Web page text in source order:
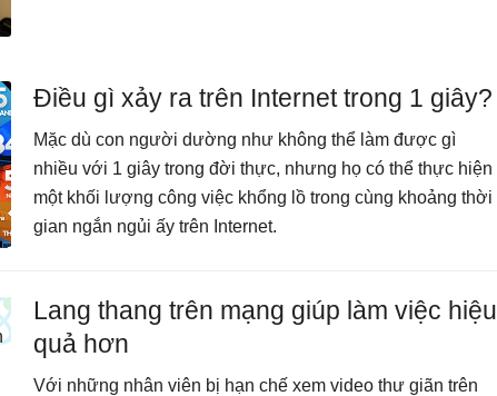
Điều gì xảy ra trên Internet trong 1 giây?
Mặc dù con người dường như không thể làm được gì
nhiều với 1 giây trong đời thực, nhưng họ có thể thực hiện
một khối lượng công việc khổng lồ trong cùng khoảng thời
gian ngắn ngủi ấy trên Internet.
Lang thang trên mạng giúp làm việc hiệu
quả hơn
Với những nhân viên bị hạn chế xem video thư giãn trên